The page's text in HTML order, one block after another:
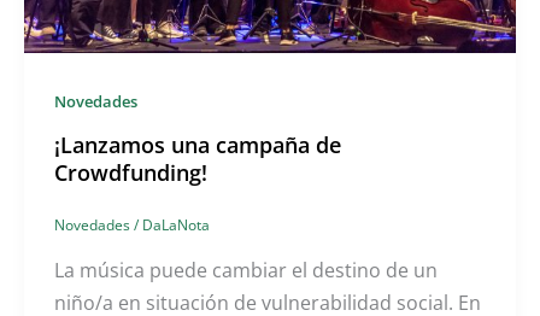
Novedades
¡Lanzamos una campaña de
Crowdfunding!
Novedades/ DaLaNota
La música puede cambiar el destino de un
niño/a en situación de vulnerabilidad social. En